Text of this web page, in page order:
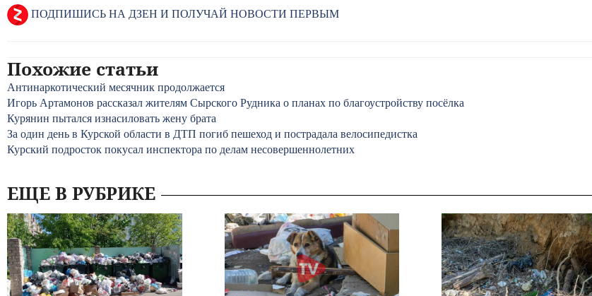
ПОДПИШИСЬ НА ДЗЕН И ПОЛУЧАЙ НОВОСТИ ПЕРВЫМ
Похожие статьи
Антинаркотический месячник продолжается
Игорь Артамонов рассказал жителям Сырского Рудника о планах по благоустройству посёлка
Курянин пытался изнасиловать жену брата
За один день в Курской области в ДТП погиб пешеход и пострадала велосипедистка
Курский подросток покусал инспектора по делам несовершеннолетних
ЕЩЕ В РУБРИКЕ